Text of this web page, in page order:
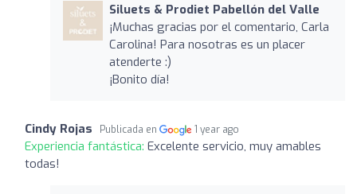
Siluets & Prodiet Pabellón del Valle
¡Muchas gracias por el comentario, Carla
Carolina! Para nosotras es un placer
atenderte :)
¡Bonito día!
Cindy Rojas Publicada en 1 year ago
Experiencia fantástica: Excelente servicio, muy amables
todas!